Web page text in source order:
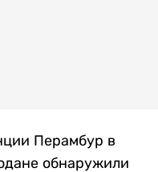
Перамбур в
обнаружили